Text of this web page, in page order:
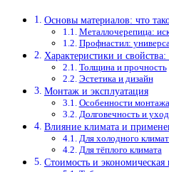
Основы материалов: что
Металлочерепица:
Профнастил:
Характеристики и
Толщина и прочность
Эстетика и дизайн
Монтаж и эксплуатация
Особенности монтажа
Долговечность и уход
Влияние климата и
Для холодного
Для тёплого климата
Стоимость и экономическая